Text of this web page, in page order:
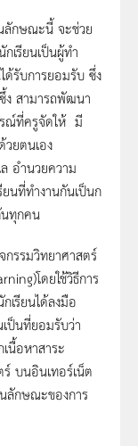
นลักษณะนี้ จะช่วย
เรียนเป็นผู้ทำ
ด้รับการยอมรับ ซึ่ง
ง สามารถพัฒนา
รณ์ที่ครูจัดให้ มี
วยตนเอง
อำนวยความ
นที่ทำงานกันเป็นก
นทุกคน
รรมวิทยาศาสตร์
โดยใช้วิธีการ
เรียนได้ลงมือ
ป็นที่ยอมรับว่า
นื้อหาสาระ
บนอินเทอร์เน็ต
นลักษณะของการ